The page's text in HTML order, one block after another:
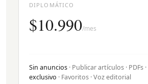
DIPLOMÁTICO
$10.990/mes
Sin anuncios · Publicar artículos · PDFs ·
exclusivo · Favoritos · Voz editorial